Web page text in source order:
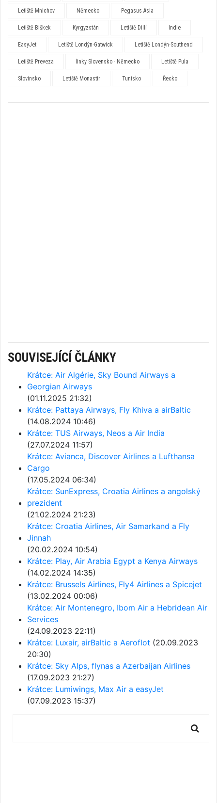
Letiště Mnichov Německo Pegasus Asia
Letiště Biškek Kyrgyzstán Letiště Dillí Indie
EasyJet Letiště Londýn-Gatwick Letiště Londýn-Southend
Letiště Preveza linky Slovensko - Německo Letiště Pula
Slovinsko Letiště Monastir Tunisko Řecko
SOUVISEJÍCÍ ČLÁNKY
Krátce: Air Algérie, Sky Bound Airways a
Georgian Airways
(01.11.2025 21:32)
Krátce: Pattaya Airways, Fly Khiva a airBaltic
(14.08.2024 10:46)
Krátce: TUS Airways, Neos a Air India
(27.07.2024 11:57)
Krátce: Avianca, Discover Airlines a Lufthansa
Cargo
(17.05.2024 06:34)
Krátce: SunExpress, Croatia Airlines a angolský
prezident
(21.02.2024 21:23)
Krátce: Croatia Airlines, Air Samarkand a Fly
Jinnah
(20.02.2024 10:54)
Krátce: Play, Air Arabia Egypt a Kenya Airways
(14.02.2024 14:35)
Krátce: Brussels Airlines, Fly4 Airlines a Spicejet
(13.02.2024 00:06)
Krátce: Air Montenegro, Ibom Air a Hebridean Air
Services
(24.09.2023 22:11)
Krátce: Luxair, airBaltic a Aeroflot (20.09.2023
20:30)
Krátce: Sky Alps, flynas a Azerbaijan Airlines
(17.09.2023 21:27)
Krátce: Lumiwings, Max Air a easyJet
(07.09.2023 15:37)